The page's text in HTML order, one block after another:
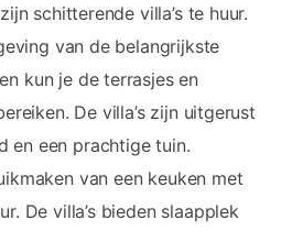
schitterende villa’s te huur.
van de belangrijkste
kun je de terrasjes en
De villa’s zijn uitgerust
en een prachtige tuin.
van een keuken met
De villa’s bieden slaapplek